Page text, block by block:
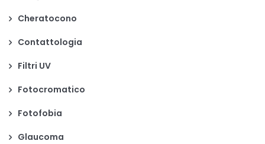
Cheratocono
Contattologia
Filtri UV
Fotocromatico
Fotofobia
Glaucoma